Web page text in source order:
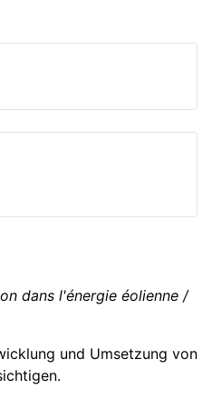
dans l'énergie éolienne /
und Umsetzung von